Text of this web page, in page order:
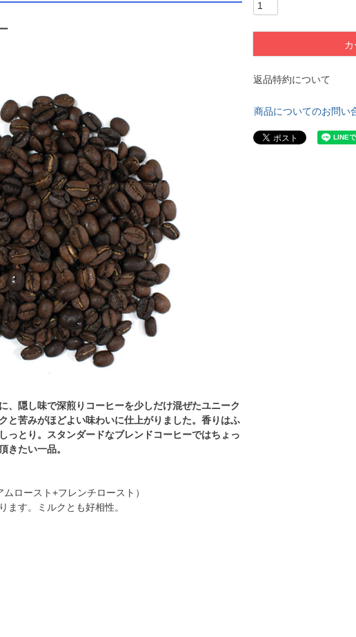
、隠し味で深煎りコーヒーを少しだけ混ぜたユニーク
と苦みがほどよい味わいに仕上がりました。香りはふ
っとり。スタンダードなブレンドコーヒーではちょっ
きたい一品。
ロースト+フレンチロースト）
ます。ミルクとも好相性。
返品特約について
商品についてのお問い